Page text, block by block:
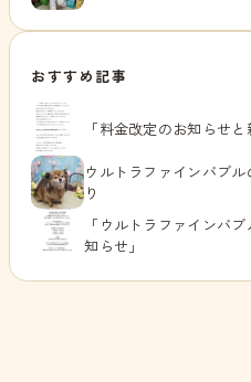
おすすめ記事
「料金改定のお知らせ
ウルトラファインバブ
り
「ウルトラファインバ
知らせ」